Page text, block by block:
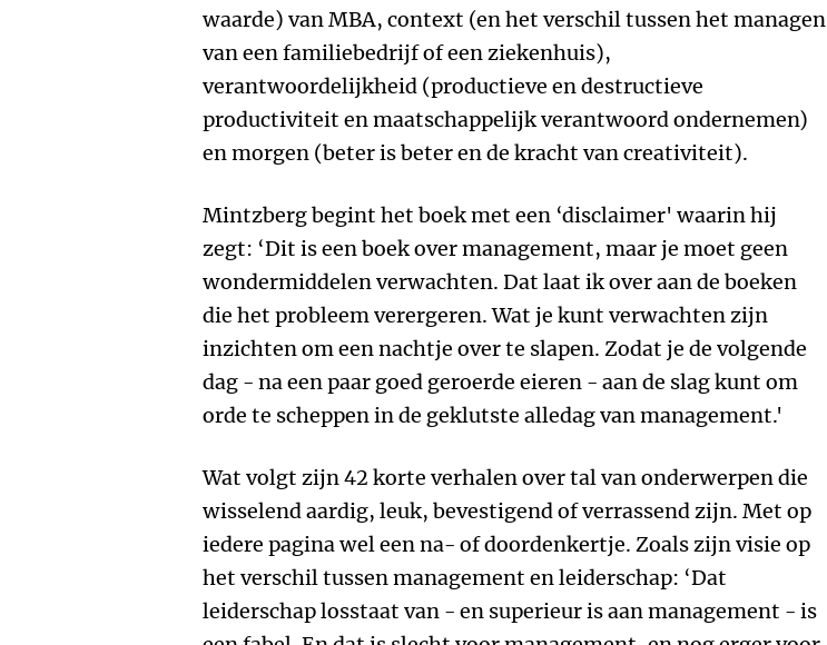
waarde) van MBA, context (en het verschil tussen het managen
van een familiebedrijf of een ziekenhuis),
verantwoordelijkheid (productieve en destructieve
productiviteit en maatschappelijk verantwoord ondernemen)
en morgen (beter is beter en de kracht van creativiteit).
Mintzberg begint het boek met een ‘disclaimer' waarin hij
zegt: ‘Dit is een boek over management, maar je moet geen
wondermiddelen verwachten. Dat laat ik over aan de boeken
die het probleem verergeren. Wat je kunt verwachten zijn
inzichten om een nachtje over te slapen. Zodat je de volgende
dag - na een paar goed geroerde eieren - aan de slag kunt om
orde te scheppen in de geklutste alledag van management.'
Wat volgt zijn 42 korte verhalen over tal van onderwerpen die
wisselend aardig, leuk, bevestigend of verrassend zijn. Met op
iedere pagina wel een na- of doordenkertje. Zoals zijn visie op
het verschil tussen management en leiderschap: ‘Dat
leiderschap losstaat van - en superieur is aan management - is